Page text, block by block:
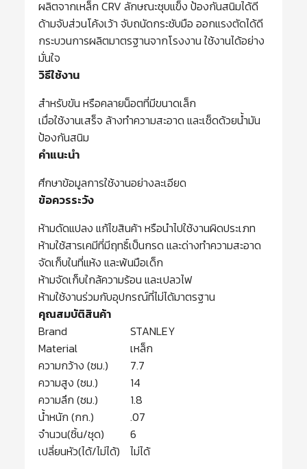
ผลิตจากเหล็ก CRV ลักษณะชุบแข็ง ป้องกันสนิมได้ดี
ด้ามจับส่วนโค้งเว้า จับถนัดกระชับมือ ออกแรงตัดได้ดี
กระบวนการผลิตมาตรฐานจากโรงงาน ใช้งานได้อย่าง
มั่นใจ
วิธีใช้งาน
สำหรับขัน หรือคลายน็อตที่มีขนาดเล็ก
เมื่อใช้งานเสร็จ ล้างทำความสะอาด และเช็ดด้วยน้ำมัน
ป้องกันสนิม
คำแนะนำ
ศึกษาข้อมูลการใช้งานอย่างละเอียด
ข้อควรระวัง
ห้ามดัดแปลง แก้ไขสินค้า หรือนำไปใช้งานผิดประเภท
ห้ามใช้สารเคมีที่มีฤทธิ์เป็นกรด และด่างทำความสะอาด
จัดเก็บในที่แห้ง และพ้นมือเด็ก
ห้ามจัดเก็บใกล้ความร้อน และเปลวไฟ
ห้ามใช้งานร่วมกับอุปกรณ์ที่ไม่ได้มาตรฐาน
คุณสมบัติสินค้า
Brand
STANLEY
Material
เหล็ก
ความกว้าง (ซม.)
7.7
ความสูง (ซม.)
14
ความลึก (ซม.)
1.8
น้ำหนัก (กก.)
.07
จำนวน(ชิ้น/ชุด)
6
เปลี่ยนหัว(ได้/ไม่ได้)
ไม่ได้